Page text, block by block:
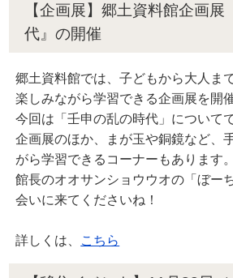
【企画展】郷土資料館企画
代』の開催
郷土資料館では、子どもから大人ま
楽しみながら学習できる企画展を開
今回は「壬申の乱の時代」についてで
企画展のほか、まが玉や銅鏡など、
がら学習できるコーナーもあります。
館長のオオサンショウウオの「ぼー
会いに来てくださいね！
詳しくは、 こちら